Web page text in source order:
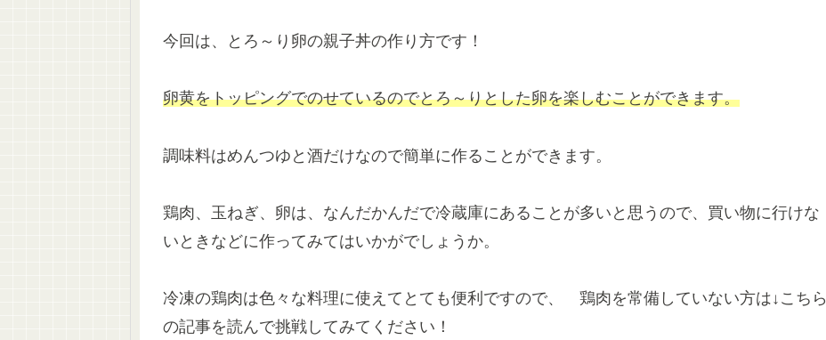
今回は、とろ～り卵の親子丼の作り方です！
卵黄をトッピングでのせているのでとろ～りとした卵を楽しむことができます。
調味料はめんつゆと酒だけなので簡単に作ることができます。
鶏肉、玉ねぎ、卵は、なんだかんだで冷蔵庫にあることが多いと思うので、買い物に行けな
いときなどに作ってみてはいかがでしょうか。
冷凍の鶏肉は色々な料理に使えてとても便利ですので、 鶏肉を常備していない方は↓こちら
の記事を読んで挑戦してみてください！